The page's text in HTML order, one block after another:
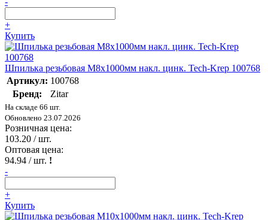
+
Купить
Шпилька резьбовая М8х1000мм накл. цинк. Tech-Krep 100768
Артикул: 100768
Бренд:
Zitar
На складе 66 шт.
Обновлено 23.07.2026
Розничная цена:
103.20 / шт.
Оптовая цена:
94.94 / шт. !
-
+
Купить